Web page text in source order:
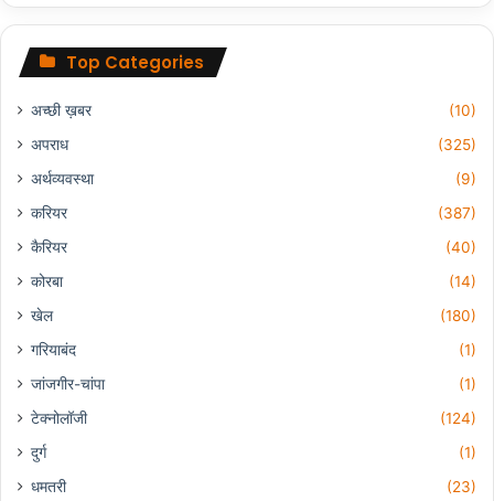
Top Categories
अच्छी ख़बर
(10)
अपराध
(325)
अर्थव्यवस्था
(9)
करियर
(387)
कैरियर
(40)
कोरबा
(14)
खेल
(180)
गरियाबंद
(1)
जांजगीर-चांपा
(1)
टेक्नोलॉजी
(124)
दुर्ग
(1)
धमतरी
(23)